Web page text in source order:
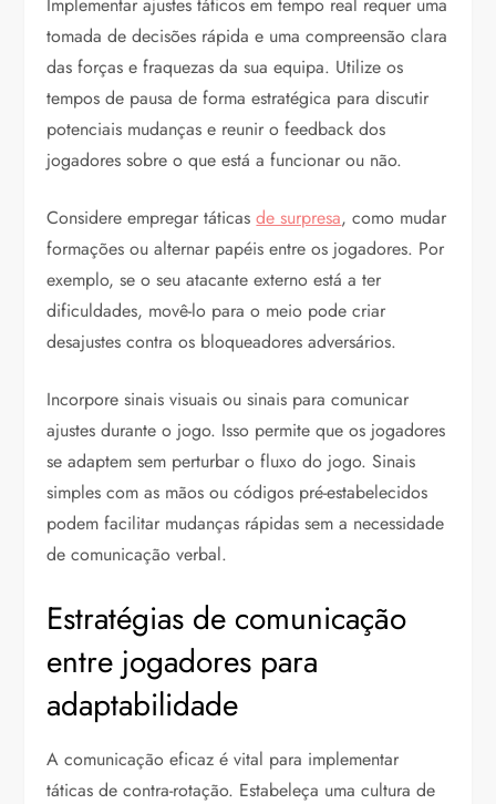
tomada de decisões rápida e uma compreensão clara
das forças e fraquezas da sua equipa. Utilize os
tempos de pausa de forma estratégica para discutir
potenciais mudanças e reunir o feedback dos
jogadores sobre o que está a funcionar ou não.
Considere empregar táticasde surpresa, como mudar
formações ou alternar papéis entre os jogadores. Por
exemplo, se o seu atacante externo está a ter
dificuldades, movê-lo para o meio pode criar
desajustes contra os bloqueadores adversários.
Incorpore sinais visuais ou sinais para comunicar
ajustes durante o jogo. Isso permite que os jogadores
se adaptem sem perturbar o fluxo do jogo. Sinais
simples com as mãos ou códigos pré-estabelecidos
podem facilitar mudanças rápidas sem a necessidade
de comunicação verbal.
Estratégias de comunicação
entre jogadores para
adaptabilidade
A comunicação eficaz é vital para implementar
táticas de contra-rotação. Estabeleça uma cultura de